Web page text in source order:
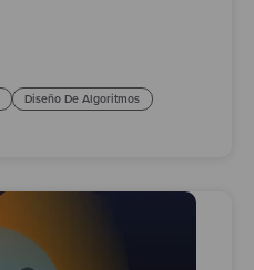
Diseño De Algoritmos